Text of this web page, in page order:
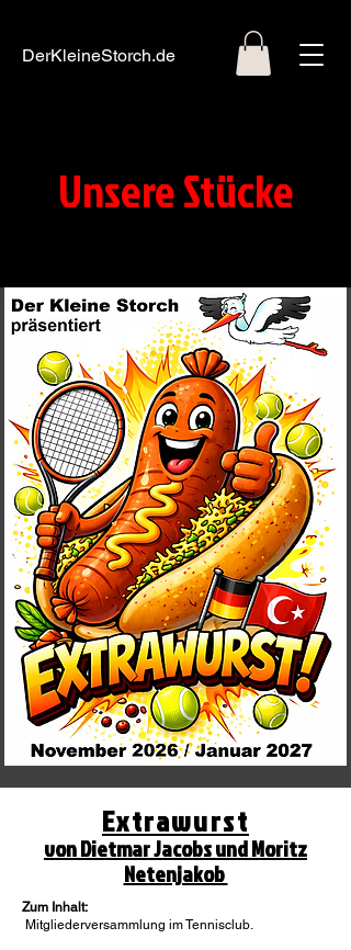
DerKleineStorch.de
Unsere Stücke
Extrawurst
von Dietmar Jacobs und Moritz
Netenjakob
Zum Inhalt:
Mitgliederversammlung im Tennisclub.